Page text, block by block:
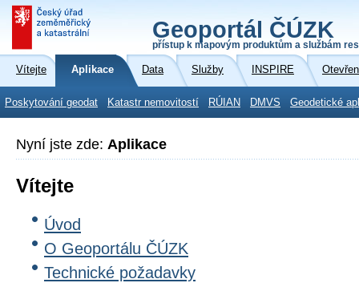
Geoportál ČÚZK
přístup k mapovým produktům a službám
Vítejte Aplikace Data Služby INSPIRE
Poskytování geodat Katastr nemovitostí RÚIAN DMVS Geodetické
Nyní jste zde: Aplikace
Vítejte
Úvod
O Geoportálu ČÚZK
Technické požadavky